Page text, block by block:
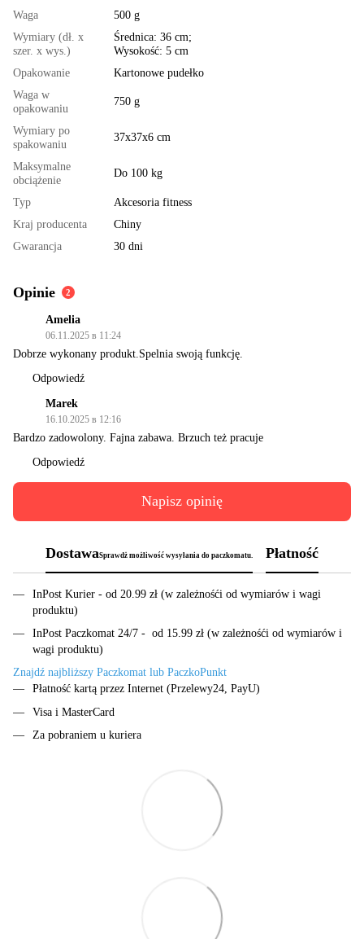
Waga
500 g
Wymiary (dł. x
szer. x wys.)
Średnica: 36 cm;
Wysokość: 5 cm
Opakowanie
Kartonowe pudełko
Waga w
opakowaniu
750 g
Wymiary po
spakowaniu
37x37x6 cm
Maksymalne
obciążenie
Do 100 kg
Typ
Akcesoria fitness
Kraj producenta
Chiny
Gwarancja
30 dni
Opinie 2
Amelia
06.11.2025 в 11:24
Dobrze wykonany produkt.Spelnia swoją funkcję.
Odpowiedź
Marek
16.10.2025 в 12:16
Bardzo zadowolony. Fajna zabawa. Brzuch też pracuje
Odpowiedź
Napisz opinię
DostawaSprawdż możliwość wysyłania do paczkomatu. Płatność
InPost Kurier - od 20.99 zł (w zależnośći od wymiarów i wagi
produktu)
InPost Paczkomat 24/7 - od 15.99 zł (w zależnośći od wymiarów i
wagi produktu)
Znajdź najbliższy Paczkomat lub PaczkoPunkt
Płatność kartą przez Internet (Przelewy24, PayU)
Visa i MasterCard
Za pobraniem u kuriera